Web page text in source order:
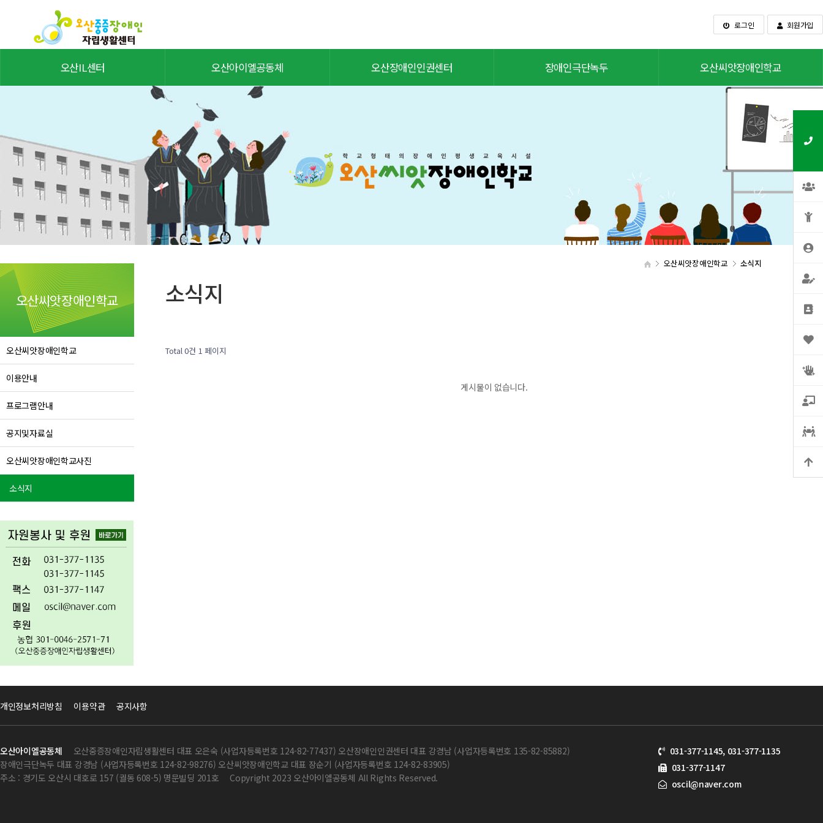
로그인 회원가입
오산IL센터 오산아이엘공동체 오산장애인인권센터 장애인극단녹두 오산씨앗장애인학교
오산씨앗장애인학교 소식지
오산씨앗장애인학교
오산씨앗장애인학교
이용안내
프로그램안내
공지및자료실
오산씨앗장애인학교사진
소식지
소식지
Total 0건 1 페이지
게시물이 없습니다.
개인정보처리방침 이용약관 공지사항
오산아이엘공동체
오산중증장애인자립생활센터 대표 오은숙 (사업자등록번호 124-82-77437) 오산장애인인권센터 대표 강경남 (사업자등록번호 135-82-85882)
장애인극단녹두 대표 강경남 (사업자등록번호 124-82-98276) 오산씨앗장애인학교 대표 장순기 (사업자등록번호 124-82-83905)
주소 : 경기도 오산시 대호로 157 (궐동 608-5) 명문빌딩 201호
Copyright 2023 오산아이엘공동체 All Rights Reserved.
031-377-1145, 031-377-1135
031-377-1147
oscil@naver.com